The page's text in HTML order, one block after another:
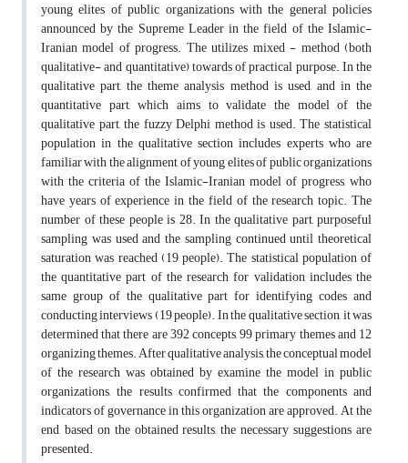
young elites of public organizations with the general policies
announced by the Supreme Leader in the field of the Islamic-
Iranian model of progress. The utilizes mixed - method (both
qualitative- and quantitative) towards of practical purpose. In the
qualitative part, the theme analysis method is used, and in the
quantitative part, which aims to validate the model of the
qualitative part, the fuzzy Delphi method is used. The statistical
population in the qualitative section includes experts who are
familiar with the alignment of young elites of public organizations
with the criteria of the Islamic-Iranian model of progress, who
have years of experience in the field of the research topic. The
number of these people is 28. In the qualitative part, purposeful
sampling was used and the sampling continued until theoretical
saturation was reached (19 people). The statistical population of
the quantitative part of the research for validation includes the
same group of the qualitative part for identifying codes and
conducting interviews (19 people). In the qualitative section, it was
determined that there are 392 concepts, 99 primary themes and 12
organizing themes. After qualitative analysis, the conceptual model
of the research was obtained by examine the model in public
organizations, the results confirmed that the components and
indicators of governance in this organization are approved. At the
end, based on the obtained results, the necessary suggestions are
presented.